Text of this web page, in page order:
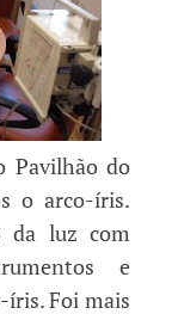
Pavilhão do
o arco-íris.
da luz com
e
íris. Foi mais